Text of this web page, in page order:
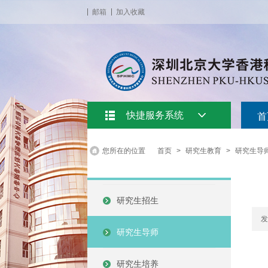
邮箱 加入收藏
快捷服务系统
您所在的位置 首页 > 研究生教育 > 研究生导
研究生招生
研究生导师
研究生培养